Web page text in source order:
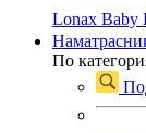
Lonax
По